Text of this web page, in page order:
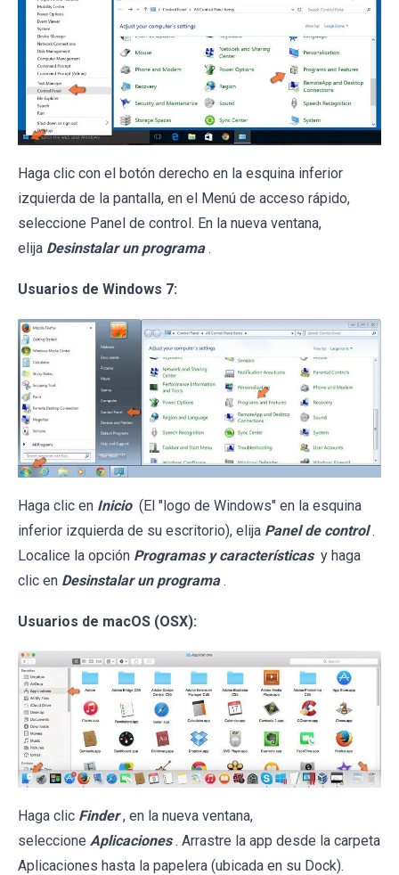
Haga clic con el botón derecho en la esquina inferior
izquierda de la pantalla, en el Menú de acceso rápido,
seleccione Panel de control. En la nueva ventana,
elija Desinstalar un programa .
Usuarios de Windows 7:
Haga clic en Inicio (El "logo de Windows" en la esquina
inferior izquierda de su escritorio), elija Panel de control .
Localice la opción Programas y características y haga
clic en Desinstalar un programa .
Usuarios de macOS (OSX):
Haga clic Finder , en la nueva ventana,
seleccione Aplicaciones . Arrastre la app desde la carpeta
Aplicaciones hasta la papelera (ubicada en su Dock).